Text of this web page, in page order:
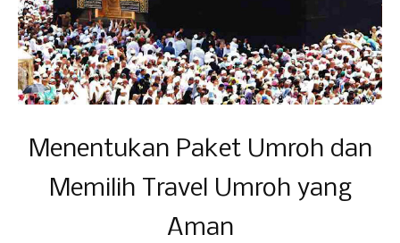
Menentukan Paket Umroh dan
Memilih Travel Umroh yang
Aman